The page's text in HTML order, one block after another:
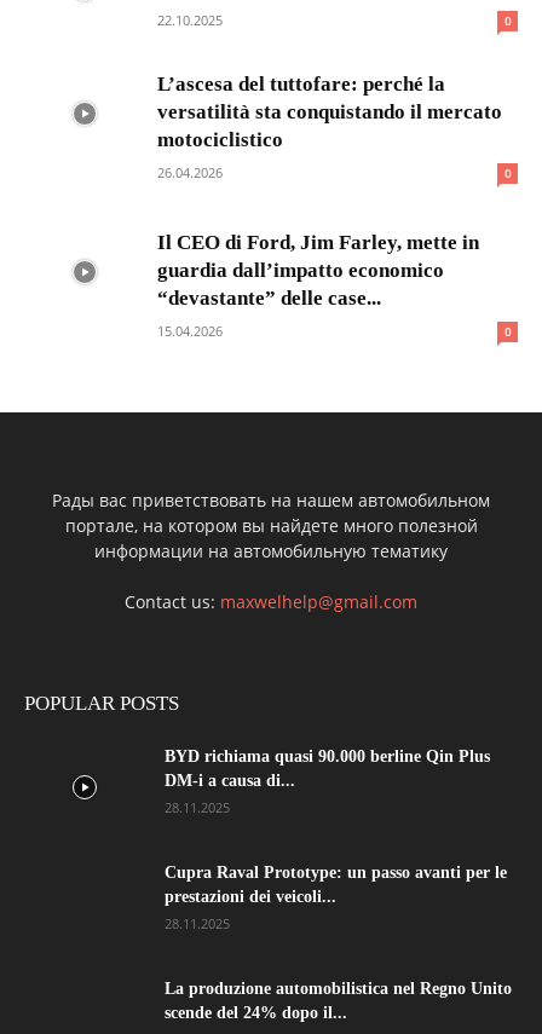
22.10.2025 0
L’ascesa del tuttofare: perché la
versatilità sta conquistando il mercato
motociclistico
26.04.2026 0
Il CEO di Ford, Jim Farley, mette in
guardia dall’impatto economico
“devastante” delle case...
15.04.2026 0
Рады вас приветствовать на нашем автомобильном
портале, на котором вы найдете много полезной
информации на автомобильную тематику
Contact us: maxwelhelp@gmail.com
POPULAR POSTS
BYD richiama quasi 90.000 berline Qin Plus
DM-i a causa di...
28.11.2025
Cupra Raval Prototype: un passo avanti per le
prestazioni dei veicoli...
28.11.2025
La produzione automobilistica nel Regno Unito
scende del 24% dopo il...